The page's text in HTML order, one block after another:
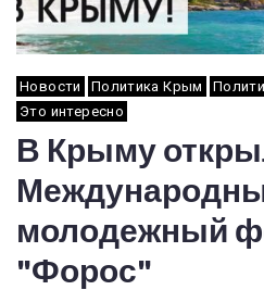
Новости Политика Крым
Это интересно
В Крыму
молодежный
"Форос"